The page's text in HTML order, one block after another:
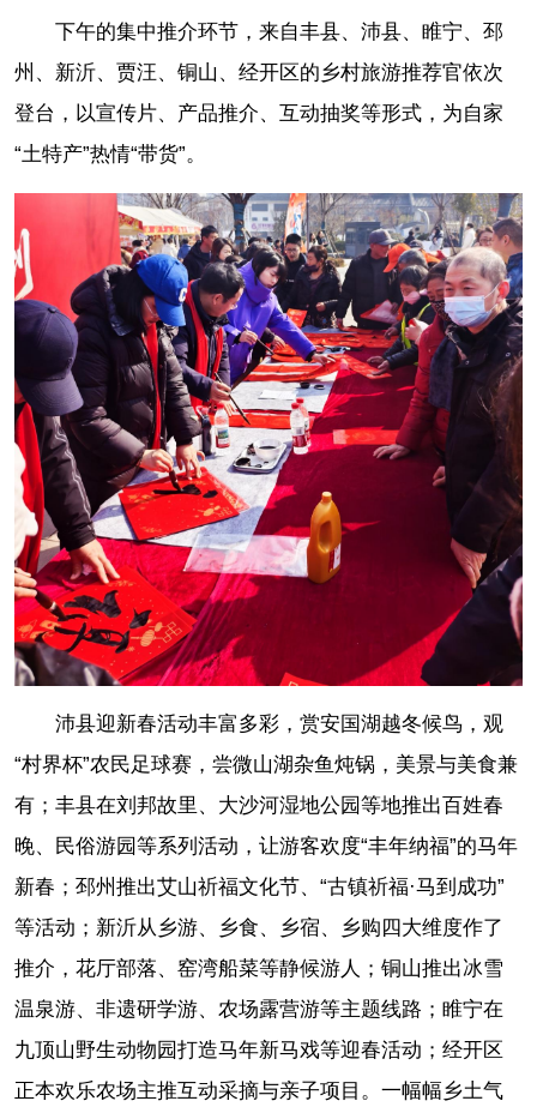
下午的集中推介环节，来自丰县、沛县、睢宁、邳
州、新沂、贾汪、铜山、经开区的乡村旅游推荐官依次
登台，以宣传片、产品推介、互动抽奖等形式，为自家
“土特产”热情“带货”。
沛县迎新春活动丰富多彩，赏安国湖越冬候鸟，观
“村界杯”农民足球赛，尝微山湖杂鱼炖锅，美景与美食兼
有；丰县在刘邦故里、大沙河湿地公园等地推出百姓春
晚、民俗游园等系列活动，让游客欢度“丰年纳福”的马年
新春；邳州推出艾山祈福文化节、“古镇祈福·马到成功”
等活动；新沂从乡游、乡食、乡宿、乡购四大维度作了
推介，花厅部落、窑湾船菜等静候游人；铜山推出冰雪
温泉游、非遗研学游、农场露营游等主题线路；睢宁在
九顶山野生动物园打造马年新马戏等迎春活动；经开区
正本欢乐农场主推互动采摘与亲子项目。一幅幅乡土气